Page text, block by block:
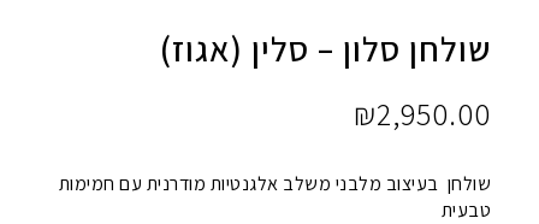
שולחן סלון – סלין (אגוז)
₪2,950.00
שולחן בעיצוב מלבני משלב אלגנטיות מודרנית עם חמימות
טבעית